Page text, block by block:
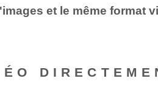
et le même format